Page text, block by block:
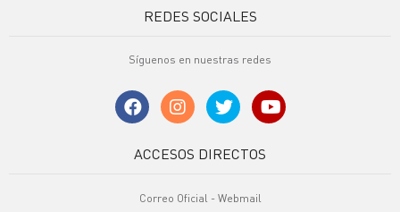
REDES SOCIALES
Síguenos en nuestras redes
ACCESOS DIRECTOS
Correo Oficial - Webmail